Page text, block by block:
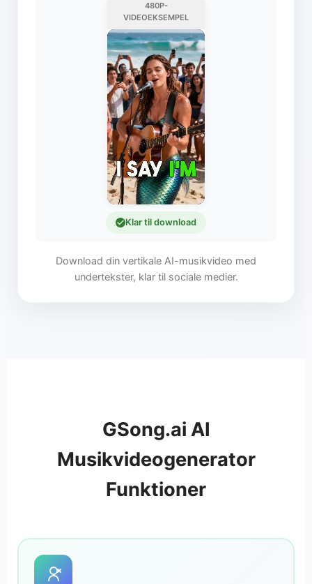
480P-
VIDEOEKSEMPEL
Klar til download
Download din vertikale AI-musikvideo med
undertekster, klar til sociale medier.
GSong.ai AI
Musikvideogenerator
Funktioner